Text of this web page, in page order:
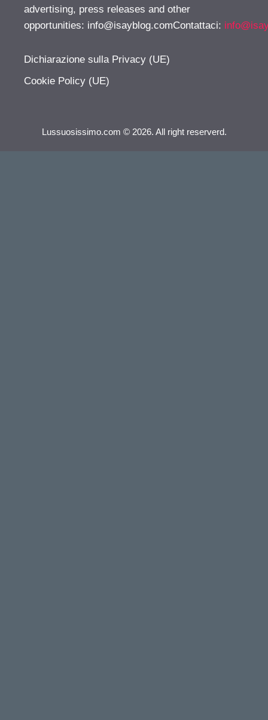
advertising, press releases and other
opportunities: info@isayblog.comContattaci:
Dichiarazione sulla Privacy (UE)
Cookie Policy (UE)
Lussuosissimo.com © 2026. All right reserverd.